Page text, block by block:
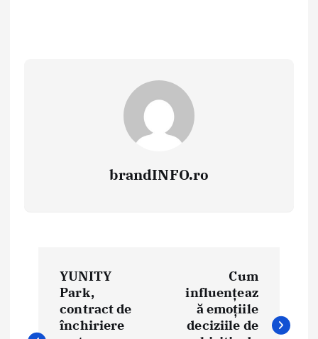
brandINFO.ro
YUNITY
Park,
contract de
închiriere
Cum
influențeaz
ă emoțiile
deciziile de